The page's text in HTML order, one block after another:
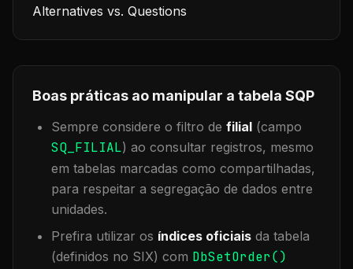
Alternatives vs. Questions
Boas práticas ao manipular a tabela SQP
Sempre considere o filtro de filial (campo
SQ_FILIAL) ao consultar registros, mesmo
em tabelas marcadas como compartilhadas,
para respeitar a segregação de dados entre
unidades.
Prefira utilizar os índices oficiais da tabela
(definidos no SIX) com DbSetOrder()